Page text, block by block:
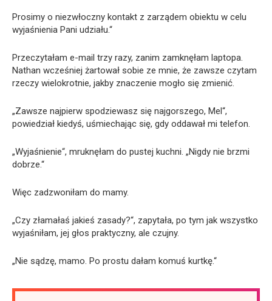
Prosimy o niezwłoczny kontakt z zarządem obiektu w celu
wyjaśnienia Pani udziału.“
Przeczytałam e-mail trzy razy, zanim zamknęłam laptopa.
Nathan wcześniej żartował sobie ze mnie, że zawsze czytam
rzeczy wielokrotnie, jakby znaczenie mogło się zmienić.
„Zawsze najpierw spodziewasz się najgorszego, Mel“,
powiedział kiedyś, uśmiechając się, gdy oddawał mi telefon.
„Wyjaśnienie“, mruknęłam do pustej kuchni. „Nigdy nie brzmi
dobrze.“
Więc zadzwoniłam do mamy.
„Czy złamałaś jakieś zasady?“, zapytała, po tym jak wszystko
wyjaśniłam, jej głos praktyczny, ale czujny.
„Nie sądzę, mamo. Po prostu dałam komuś kurtkę.“